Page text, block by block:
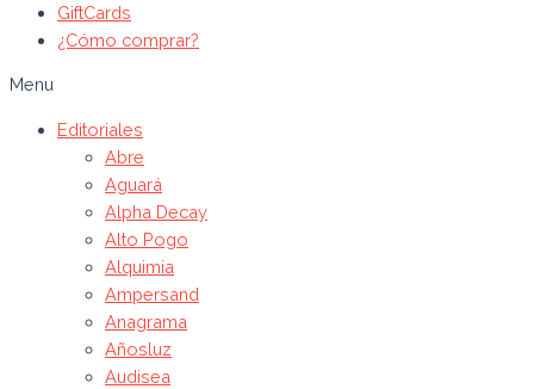
GiftCards
¿Cómo comprar?
Menu
Editoriales
Abre
Aguará
Alpha Decay
Alto Pogo
Alquimia
Ampersand
Anagrama
Añosluz
Audisea